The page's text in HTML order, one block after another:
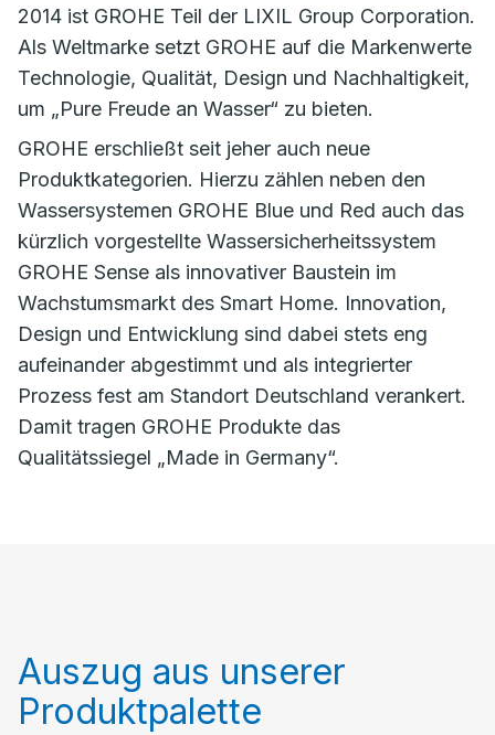
2014 ist GROHE Teil der LIXIL Group Corporation.
Als Weltmarke setzt GROHE auf die Markenwerte
Technologie, Qualität, Design und Nachhaltigkeit,
um „Pure Freude an Wasser“ zu bieten.
GROHE erschließt seit jeher auch neue
Produktkategorien. Hierzu zählen neben den
Wassersystemen GROHE Blue und Red auch das
kürzlich vorgestellte Wassersicherheitssystem
GROHE Sense als innovativer Baustein im
Wachstumsmarkt des Smart Home. Innovation,
Design und Entwicklung sind dabei stets eng
aufeinander abgestimmt und als integrierter
Prozess fest am Standort Deutschland verankert.
Damit tragen GROHE Produkte das
Qualitätssiegel „Made in Germany“.
Auszug aus unserer
Produktpalette